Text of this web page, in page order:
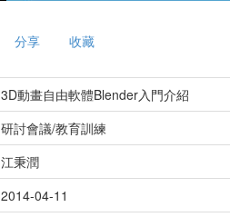
分享 收藏
3D動畫自由軟體Blender入門介紹
研討會議/教育訓練
江秉潤
2014-04-11